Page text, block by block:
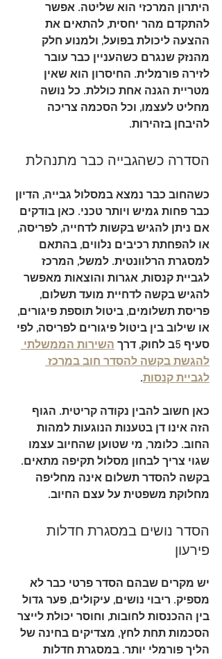
היתרון המרכזי הוא שליטה. אפשר
להתקדם מהר יחסית, להתאים את
ההצעה ליכולת בפועל, ולמנוע חלק
מהנזק שנגרם כשהעניין כבר עובר
לזירה פורמלית. החיסרון הוא שאין
מטריית הגנה אחת כוללת. כל נושה
מחליט לעצמו, וכל הסכמה צריכה
להיבחן בזהירות.
הסדרה כשהגבייה כבר מתנהלת
כשהחוב כבר נמצא במסלול גבייה, הדיון
כבר פחות גמיש ויותר טכני. כאן בודקים
אם ניתן להגיש בקשות לדחייה, לפריסה,
או להפחתת רכיבים נלווים, בהתאם
למסגרת הרלוונטית. למשל, המרכז
לגביית קנסות, אגרות והוצאות מאפשר
להגיש בקשה לדחיית מועד תשלום,
פריסת תשלומים, ביטול תוספת פיגורים,
או שילוב בין ביטול פיגורים לפריסה, לפי
סעיף 5ב לחוק, דרך
השירות הממשלתי
להגשת בקשה להסדר חוב במרכז
לגביית קנסות.
כאן חשוב להבין נקודה קריטית. הגוף
הזה אינו דן בטענות הנוגעות למהות
החוב. כלומר, מי שטוען שהחיוב עצמו
שגוי צריך לבחון מסלול תקיפה מתאים.
בקשה להסדר תשלום אינה מחליפה
מחלוקת משפטית על עצם החיוב.
הסדר נושים במסגרת חדלות
פירעון
יש מקרים שבהם הסדר פרטי כבר לא
מספיק. ריבוי נושים, עיקולים, פער גדול
בין ההכנסות לחובות, וחוסר יכולת לייצר
הסכמות תחת לחץ, מצדיקים בחינה של
הליך פורמלי יותר. במסגרת חדלות